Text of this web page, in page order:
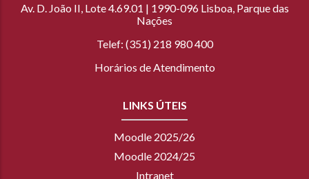
Av. D. João II, Lote 4.69.01 | 1990-096 Lisboa, Parque das
Nações
Telef: (351) 218 980 400
Horários de Atendimento
LINKS ÚTEIS
Moodle 2025/26
Moodle 2024/25
Intranet